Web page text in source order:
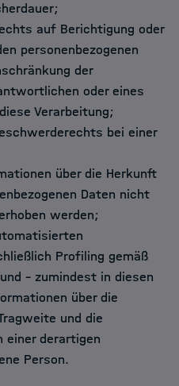
auf Berichtigung oder
personenbezogenen
der
oder eines
Verarbeitung;
bei einer
über die Herkunft
Daten nicht
werden;
Profiling gemäß
– zumindest in diesen
über die
und die
einer derartigen
Person.